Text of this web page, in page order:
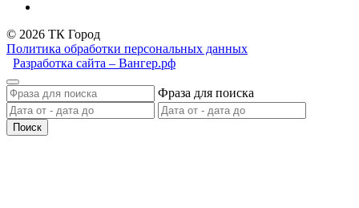
© 2026 ТК Город
Политика обработки персональных данных
Разработка сайта – Вангер.рф
Фраза для поиска
Поиск